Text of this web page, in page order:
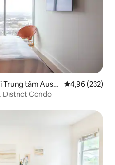
Trung tâm Austi
Xếp hạng
4,96 (232)
District Condo